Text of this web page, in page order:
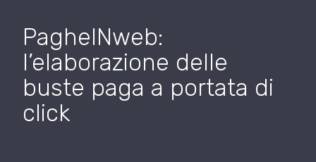
PagheINweb:
l’elaborazione delle
buste paga a portata di
click